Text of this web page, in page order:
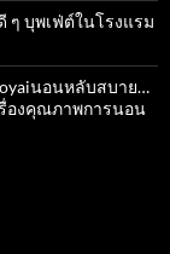
ๆ บุพเฟ่ต์ในโรงแรม
นอนหลับสบาย…
องคุณภาพการนอน